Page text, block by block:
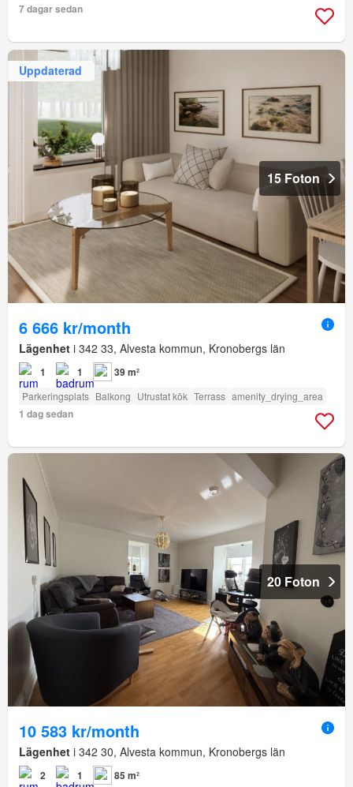
7 dagar sedan
Uppdaterad
15 Foton
6 666 kr/month
Lägenhet i 342 33, Alvesta kommun, Kronobergs län
1 1 39 m²
Parkeringsplats Balkong Utrustat kök Terrass amenity_drying_area
1 dag sedan
20 Foton
10 583 kr/month
Lägenhet i 342 30, Alvesta kommun, Kronobergs län
2 1 85 m²